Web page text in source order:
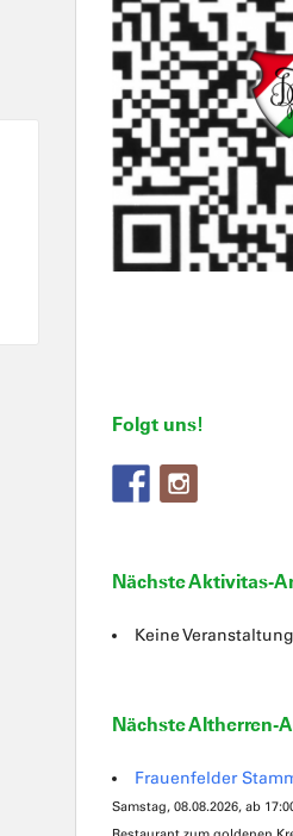
Folgt uns!
Nächste Aktivitas-
Keine
Nächste Altherren-
Frauenfelder
Samstag, 08.08.2026, ab